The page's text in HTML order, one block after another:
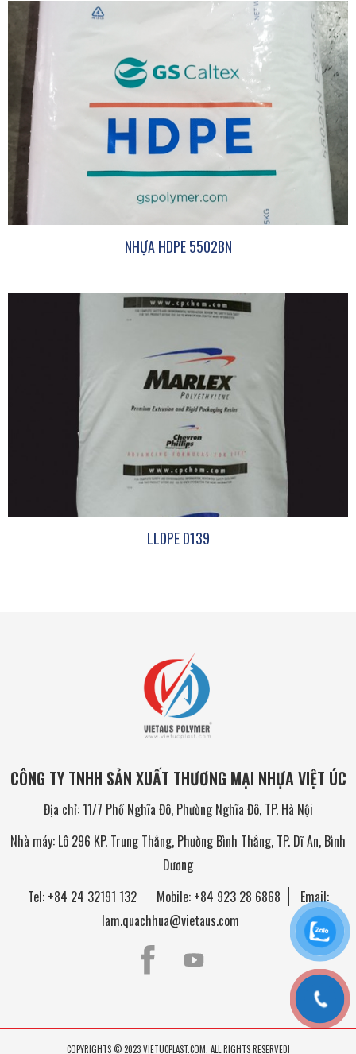
NHỰA HDPE 5502BN
LLDPE D139
CÔNG TY TNHH SẢN XUẤT THƯƠNG MẠI NHỰA VIỆT ÚC
Địa chỉ: 11/7 Phố Nghĩa Đô, Phường Nghĩa Đô, TP. Hà Nội
Nhà máy: Lô 296 KP. Trung Thắng, Phường Bình Thắng, TP. Dĩ An, Bình
Dương
Tel: +84 24 32191 132 Mobile: +84 923 28 6868
Email:
lam.quachhua@vietaus.com
COPYRIGHTS © 2023 VIETUCPLAST.COM. ALL RIGHTS RESERVED!